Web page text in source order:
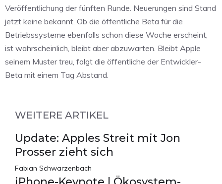
Veröffentlichung der fünften Runde. Neuerungen sind Stand
jetzt keine bekannt. Ob die öffentliche Beta für die
Betriebssysteme ebenfalls schon diese Woche erscheint,
ist wahrscheinlich, bleibt aber abzuwarten. Bleibt Apple
seinem Muster treu, folgt die öffentliche der Entwickler-
Beta mit einem Tag Abstand.
WEITERE ARTIKEL
Update: Apples Streit mit Jon
Prosser zieht sich
Fabian Schwarzenbach